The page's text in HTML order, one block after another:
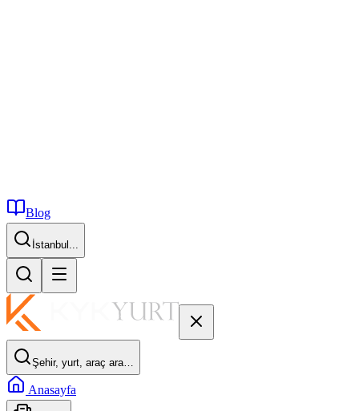
Blog
İstanbul...
Şehir, yurt, araç ara…
Anasayfa